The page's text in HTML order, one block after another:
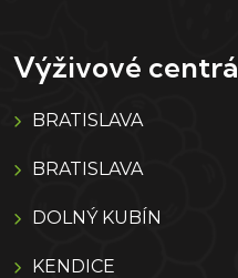
Výživové centrá
BRATISLAVA
BRATISLAVA
DOLNÝ KUBÍN
KENDICE